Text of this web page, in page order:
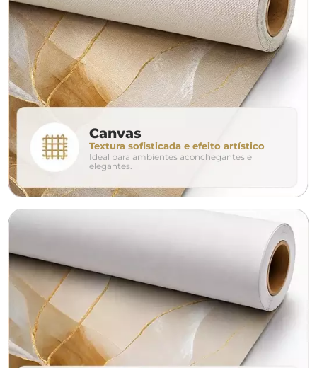
160cm 200cm
280cm 320cm
conjunto
avulso duo
o tamanho ideal para o seu ambiente é
Canvas
Textura sofisticada e efeito artístico
Ideal para ambientes aconchegantes e
elegantes.